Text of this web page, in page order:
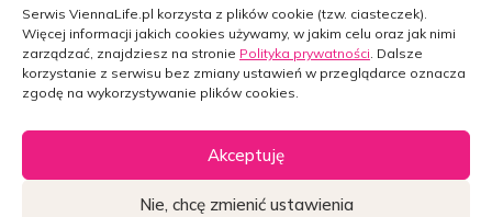
Serwis ViennaLife.pl korzysta z plików cookie (tzw. ciasteczek).
Więcej informacji jakich cookies używamy, w jakim celu oraz jak nimi
zarządzać, znajdziesz na stronie Polityka prywatności. Dalsze
korzystanie z serwisu bez zmiany ustawień w przeglądarce oznacza
zgodę na wykorzystywanie plików cookies.
Akceptuję
Nie, chcę zmienić ustawienia
Ustawienia cookies
Dane osobowe
Bezpieczeństwo w internecie
Copyright © Vienna Life TU na Życie S.A.